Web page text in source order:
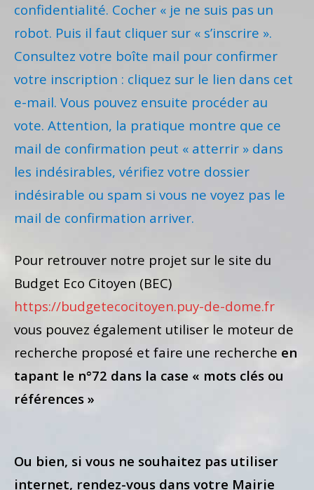
confidentialité. Cocher « je ne suis pas un
robot. Puis il faut cliquer sur « s’inscrire ».
Consultez votre boîte mail pour confirmer
votre inscription : cliquez sur le lien dans cet
e-mail. Vous pouvez ensuite procéder au
vote. Attention, la pratique montre que ce
mail de confirmation peut « atterrir » dans
les indésirables, vérifiez votre dossier
indésirable ou spam si vous ne voyez pas le
mail de confirmation arriver.
Pour retrouver notre projet sur le site du
Budget Eco Citoyen (BEC)
https://budgetecocitoyen.puy-de-dome.fr
vous pouvez également utiliser le moteur de
recherche proposé et faire une recherche en
tapant le n°72 dans la case « mots clés ou
références »
Ou bien, si vous ne souhaitez pas utiliser
internet, rendez-vous dans votre Mairie